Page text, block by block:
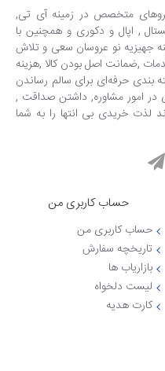
متخصص در زمینه آی تی,
, اپال و دکوری و همچنین با
بهینه جهیزیه نو عروسان سعی و تلاش
,ضمانت اصل بودن کالا ,هزینه
بندی حرفه‌ای برای سالم رساندن
امور مشاوره, داشتن صداقت ,
لذت خریدی بی انتها را به شما
حساب کاربری من
حساب کاربری من
تاریخچه سفارش
بازاریاب ها
لیست دلخواه
کارت هدیه